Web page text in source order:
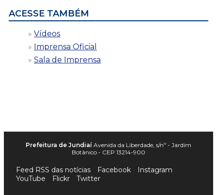
ACESSE TAMBÉM
Vídeos
Imprensa Oficial
Sala de Imprensa
Prefeitura de Jundiaí Avenida da Liberdade, s/nº - Jardim
Botânico - CEP 13214-900
Feed RSS das notícias Facebook
Instagram
YouTube
Flickr Twitter